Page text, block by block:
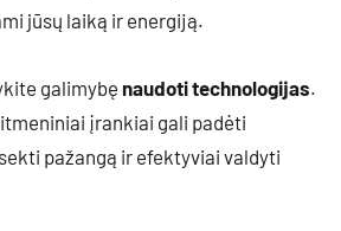
jūsų laiką ir energiją.
galimybę naudoti technologijas.
įrankiai gali padėti
pažangą ir efektyviai valdyti